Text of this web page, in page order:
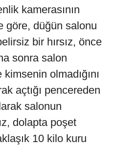
kamerasının
göre, düğün salonu
bir hırsız, önce
sonra salon
olmadığını
açtığı pencereden
salonun
dolapta poşet
10 kilo kuru